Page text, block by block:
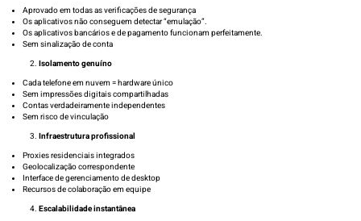
Aprovado em todas as verificações de segurança
Os aplicativos não conseguem detectar “emulação”.
Os aplicativos bancários e de pagamento funcionam perfeitamente.
Sem sinalização de conta
Isolamento genuíno
Cada telefone em nuvem = hardware único
Sem impressões digitais compartilhadas
Contas verdadeiramente independentes
Sem risco de vinculação
Infraestrutura profissional
Proxies residenciais integrados
Geolocalização correspondente
Interface de gerenciamento de desktop
Recursos de colaboração em equipe
Escalabilidade instantânea